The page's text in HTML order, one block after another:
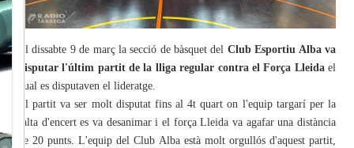
El dissabte 9 de març la secció de bàsquet del Club Esportiu Alba va
disputar l'últim partit de la lliga regular contra el Força Lleidael
qual es disputaven el lideratge.
El partit va ser molt disputat fins al 4t quart on l'equip targarí per la
falta d'encert es va desanimar i el força Lleida va agafar una distància
de 20 punts. L'equip del Club Alba està molt orgullós d'aquest partit,